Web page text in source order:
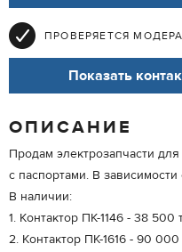
ПРОВЕРЯЕТСЯ
Показать
ОПИСАНИЕ
Продам электрозапчасти
с паспортами. В
В наличии:
1. Контактор ПК-1146 - 38 500
2. Контактор ПК-1616 - 90 000